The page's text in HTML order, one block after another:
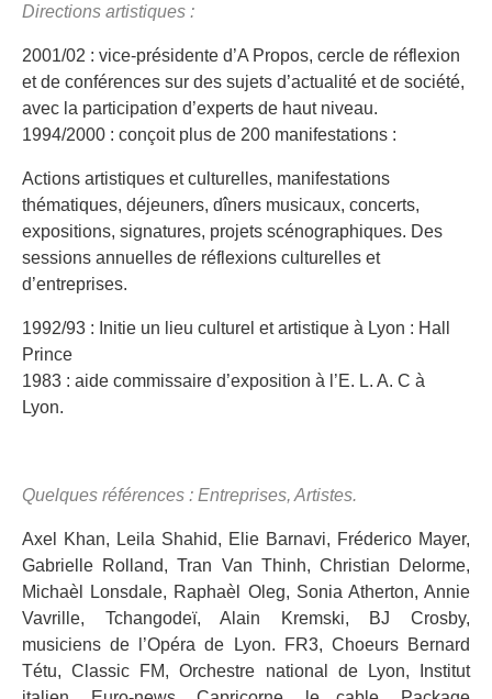
Directions artistiques :
2001/02 : vice-présidente d’A Propos, cercle de réflexion
et de conférences sur des sujets d’actualité et de société,
avec la participation d’experts de haut niveau.
1994/2000 : conçoit plus de 200 manifestations :
Actions artistiques et culturelles, manifestations
thématiques, déjeuners, dîners musicaux, concerts,
expositions, signatures, projets scénographiques. Des
sessions annuelles de réflexions culturelles et
d’entreprises.
1992/93 : Initie un lieu culturel et artistique à Lyon : Hall
Prince
1983 : aide commissaire d’exposition à l’E. L. A. C à
Lyon.
Quelques références : Entreprises, Artistes.
Axel Khan, Leila Shahid, Elie Barnavi, Fréderico Mayer,
Gabrielle Rolland, Tran Van Thinh, Christian Delorme,
Michaèl Lonsdale, Raphaèl Oleg, Sonia Atherton, Annie
Vavrille, Tchangodeï, Alain Kremski, BJ Crosby,
musiciens de l’Opéra de Lyon. FR3, Choeurs Bernard
Tétu, Classic FM, Orchestre national de Lyon, Institut